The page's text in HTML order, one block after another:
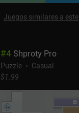
Juegos similares a este
#4 Shproty Pro
Puzzle
Casual
$1.99